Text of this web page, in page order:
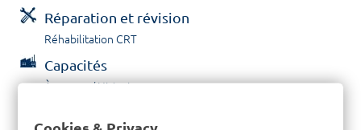
Réparation et révision
Réhabilitation CRT
Capacités
À propos / Historique